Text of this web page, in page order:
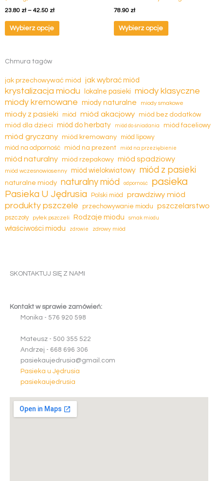
23.80 zł – 42.50 zł
Wybierz opcje
wariantów.
Opcje
można
wybrać
78.90 zł
Wybierz opcje
Opcje
można
wybrać
Chmura tagów
jak przechowywać miód jak wybrać miód
krystalizacja miodu lokalne pasieki miody klasyczne
miody kremowane miody naturalne miody smakowe
miody z pasieki miód miód akacjowy miód bez dodatków
miód dla dzieci miód do herbaty miód do śniadania miód faceliowy
miód gryczany miód kremowany
miód lipowy
miód na odporność miód na prezent miód na przeziębienie
miód naturalny miód rzepakowy miód spadziowy
miód wczesnowiosenny miód wielokwiatowy miód z pasieki
naturalne miody naturalny miód odporność pasieka
Pasieka U Jędrusia Polski miód prawdziwy miód
produkty pszczele przechowywanie miodu pszczelarstwo
pszczoły pyłek pszczeli Rodzaje miodu smak miodu
właściwości miodu zdrowie zdrowy miód
SKONTAKTUJ SIĘ Z NAMI
Kontakt w sprawie zamówień:
Monika - 576 920 598
Mateusz - 500 355 522
Andrzej - 668 696 306
pasiekaujedrusia@gmail.com
Pasieka u Jędrusia
pasiekaujedrusia